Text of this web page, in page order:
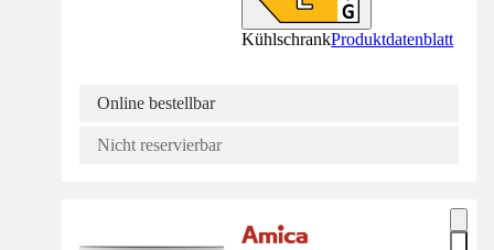
KühlschrankProduktdatenblatt
Online bestellbar
Nicht reservierbar